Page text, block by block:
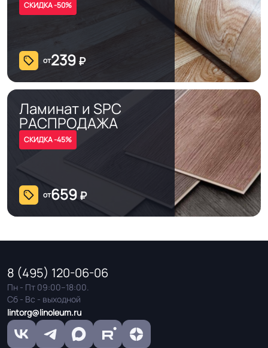
СКИДКА -50%
от239 ₽
Ламинат и SPC
РАСПРОДАЖА
СКИДКА -45%
от659₽
8 (495) 120-06-06
Пн - Пт 09:00–18:00.
Сб - Вс - выходной
lintorg@linoleum.ru